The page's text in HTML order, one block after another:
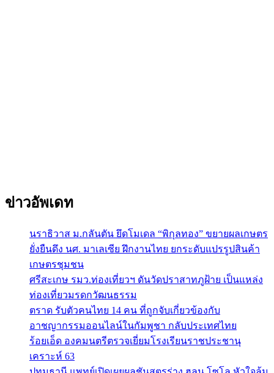
ข่าวอัพเดท
นราธิวาส ม.กลันตัน ยึดโมเดล “พิกุลทอง” ขยายผลเกษตร
ยั่งยืนดึง นศ. มาเลเซีย ฝึกงานไทย ยกระดับแปรรูปสินค้า
เกษตรชุมชน
ศรีสะเกษ รมว.ท่องเที่ยวฯ ดันวัดปราสาทภูฝ้าย เป็นแหล่ง
ท่องเที่ยวมรดกวัฒนธรรม
ตราด รับตัวคนไทย 14 คน ที่ถูกจับเกี่ยวข้องกับ
อาชญากรรมออนไลน์ในกัมพูชา กลับประเทศไทย
ร้อยเอ็ด องคมนตรีตรวจเยี่ยมโรงเรียนราชประชานุ
เคราะห์ 63